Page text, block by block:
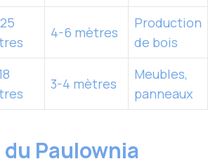
4-6 mètres
Production
de bois
3-4 mètres
Meubles,
panneaux
Paulownia